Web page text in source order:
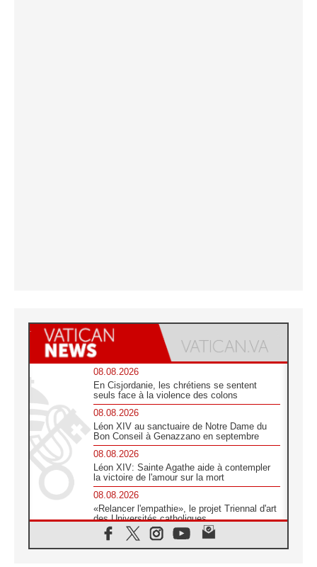
08.08.2026
En Cisjordanie, les chrétiens se sentent
seuls face à la violence des colons
08.08.2026
Léon XIV au sanctuaire de Notre Dame du
Bon Conseil à Genazzano en septembre
08.08.2026
Léon XIV: Sainte Agathe aide à contempler
la victoire de l'amour sur la mort
08.08.2026
«Relancer l'empathie», le projet Triennal d'art
des Universités catholiques
08.08.2026
Signis 2026, donner la parole aux religieuses